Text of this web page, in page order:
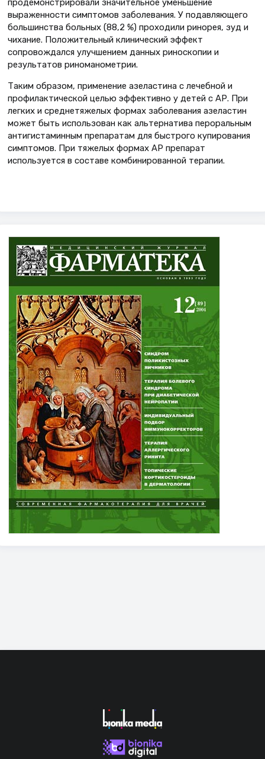
продемонстрировали значительное уменьшение
выраженности симптомов заболевания. У подавляющего
большинства больных (88,2 %) проходили ринорея, зуд и
чихание. Положительный клинический эффект
сопровождался улучшением данных риноскопии и
результатов риноманометрии.
Таким образом, применение азеластина с лечебной и
профилактической целью эффективно у детей с АР. При
легких и среднетяжелых формах заболевания азеластин
может быть использован как альтернатива пероральным
антигистаминным препаратам для быстрого купирования
симптомов. При тяжелых формах АР препарат
используется в составе комбинированной терапии.